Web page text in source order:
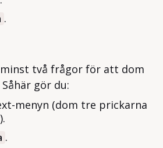
.
två frågor för att dom
gör du:
menyn (dom tre prickarna
.